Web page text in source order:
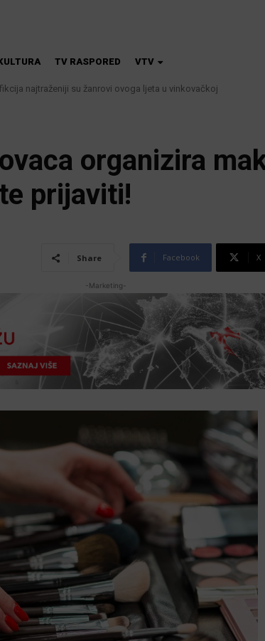
TV RASPORED VTV
najtraženiji su žanrovi ovoga ljeta u vinkovačkoj
smanjenje tlaka u vodovodnoj mreži
organizira
prijaviti!
Share Facebook X
-Marketing-